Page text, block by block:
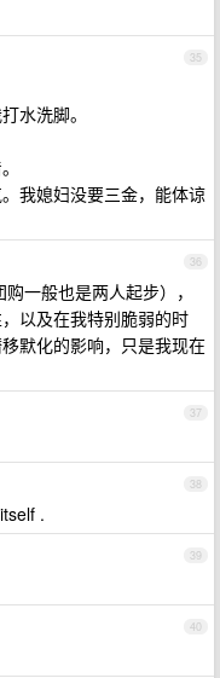
35
水洗脚。
我媳妇没要三金，能体谅
36
一般也是两人起步），
以及在我特别脆弱的时
默化的影响，只是我现在
37
38
.
39
40